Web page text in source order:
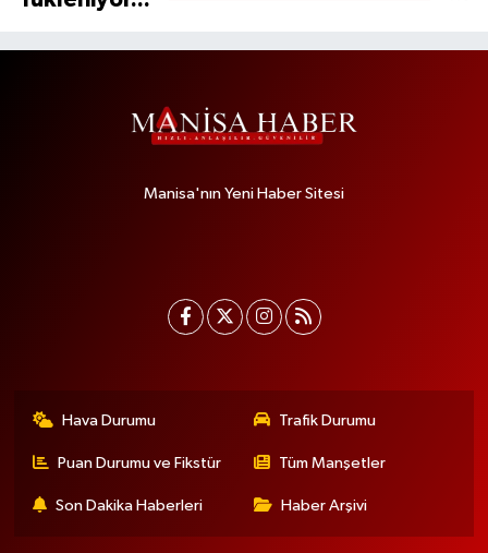
Manisa'nın Yeni Haber Sitesi
Hava Durumu Trafik Durumu
Puan Durumu ve Fikstür Tüm Manşetler
Son Dakika Haberleri Haber Arşivi